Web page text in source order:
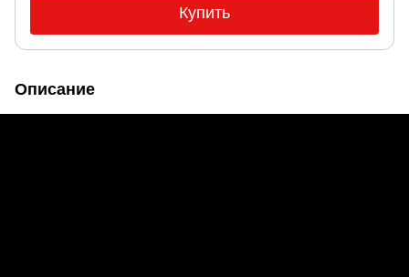
Купить
Описание